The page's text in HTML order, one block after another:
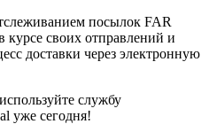
посылок FAR
курсе своих отправлений и
доставки через электронную
службу
уже сегодня!